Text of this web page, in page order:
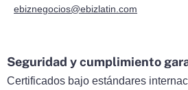
ebiznegocios@ebizlatin.com
Seguridad y cumplimiento
Certificados bajo estándares